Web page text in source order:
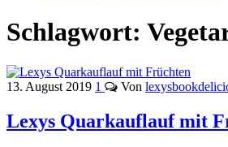
Schlagwort:
13. August 2019 1 Von
Lexys Quarkauflauf mit